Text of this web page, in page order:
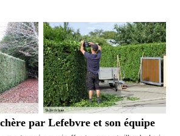
par Lefebvre et son équipe